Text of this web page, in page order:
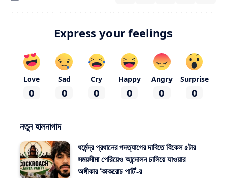
Express your feelings
Love
0
Sad
0
Cry
0
Happy
0
Angry
0
Surprise
0
নতুন হালনাগাদ
ধর্মেন্দ্র প্রধানের পদত্যাগের দাবিতে বিকেল ৫টার
সময়সীমা পেরিয়েও আন্দোলন চালিয়ে যাওয়ার
অঙ্গীকার ‘কাকরোচ পার্টি’-র